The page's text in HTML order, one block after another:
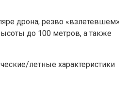
дрона, резво «взлетевшем»
до 100 метров, а также
летные характеристики